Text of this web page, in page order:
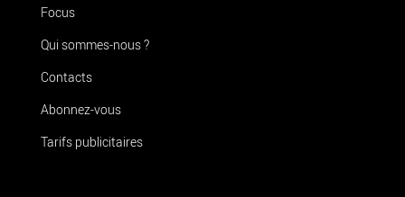
Focus
Qui sommes-nous ?
Contacts
Abonnez-vous
Tarifs publicitaires